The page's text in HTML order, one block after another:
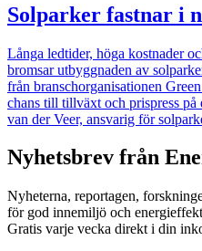
Solparker fastnar i
Långa ledtider, höga kostnader
bromsar utbyggnaden av
från branschorganisationen
chans till tillväxt och prispress
van der Veer, ansvarig för
Nyhetsbrev från
Nyheterna, reportagen,
för god innemiljö och
Gratis varje vecka direkt i din